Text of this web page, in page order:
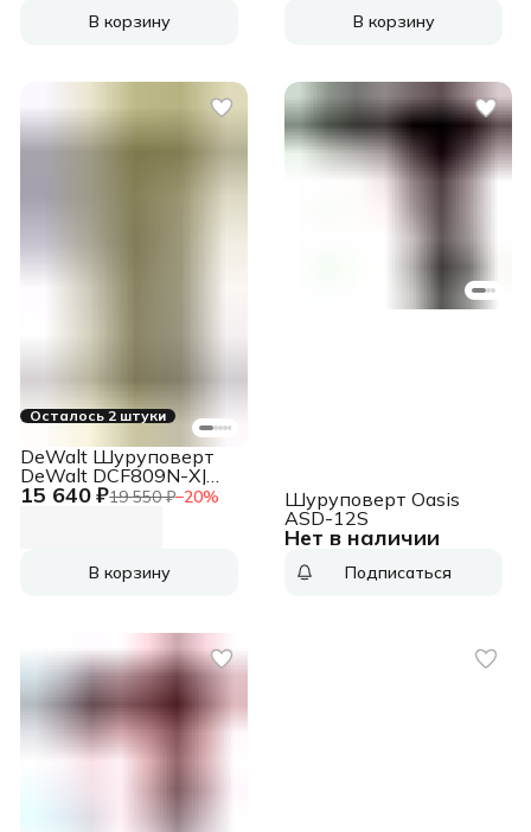
В корзину В корзину
Осталось 2 штуки
15 640 ₽19 550 ₽−20%
DeWalt Шуруповерт
DeWalt DCF809N-XJ
аккум.
В корзину
Нет в наличии
Шуруповерт Oasis
ASD-12S
Подписаться